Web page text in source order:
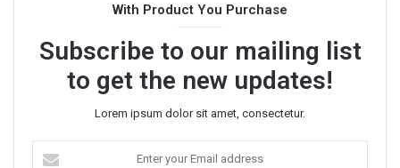
e
With Product You Purchase
Subscribe to our mailing list
to get the new updates!
Lorem ipsum dolor sit amet, consectetur.